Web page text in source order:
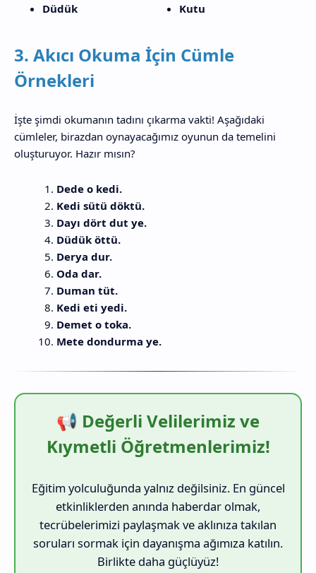
Düdük
Kutu
3. Akıcı Okuma İçin Cümle
Örnekleri
İşte şimdi okumanın tadını çıkarma vakti! Aşağıdaki
cümleler, birazdan oynayacağımız oyunun da temelini
oluşturuyor. Hazır mısın?
Dede o kedi.
Kedi sütü döktü.
Dayı dört dut ye.
Düdük öttü.
Derya dur.
Oda dar.
Duman tüt.
Kedi eti yedi.
Demet o toka.
Mete dondurma ye.
📢 Değerli Velilerimiz ve
Kıymetli Öğretmenlerimiz!
Eğitim yolculuğunda yalnız değilsiniz. En güncel
etkinliklerden anında haberdar olmak,
tecrübelerimizi paylaşmak ve aklınıza takılan
soruları sormak için dayanışma ağımıza katılın.
Birlikte daha güçlüyüz!